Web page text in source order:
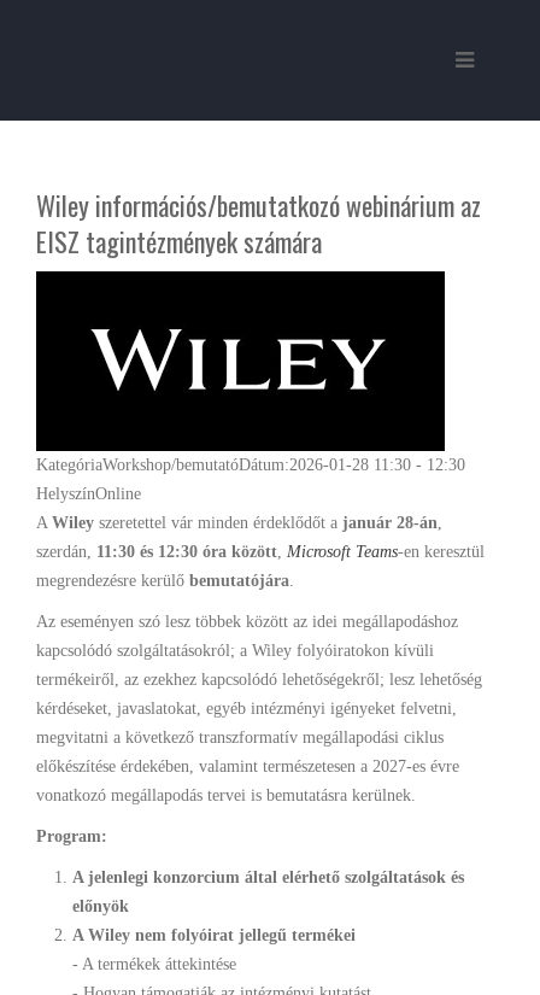
Wiley információs/bemutatkozó webinárium az
EISZ tagintézmények számára
KategóriaWorkshop/bemutatóDátum:2026-01-28 11:30 - 12:30
HelyszínOnline
A Wiley szeretettel vár minden érdeklődőt a január 28-án,
szerdán, 11:30 és 12:30 óra között, Microsoft Teams-en keresztül
megrendezésre kerülő bemutatójára.
Az eseményen szó lesz többek között az idei megállapodáshoz
kapcsolódó szolgáltatásokról; a Wiley folyóiratokon kívüli
termékeiről, az ezekhez kapcsolódó lehetőségekről; lesz lehetőség
kérdéseket, javaslatokat, egyéb intézményi igényeket felvetni,
megvitatni a következő transzformatív megállapodási ciklus
előkészítése érdekében, valamint természetesen a 2027-es évre
vonatkozó megállapodás tervei is bemutatásra kerülnek.
Program:
A jelenlegi konzorcium által elérhető szolgáltatások és
előnyök
A Wiley nem folyóirat jellegű termékei
- A termékek áttekintése